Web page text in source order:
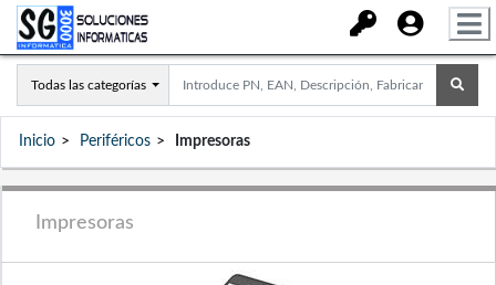
Todas las categorías
Inicio Periféricos Impresoras
Impresoras